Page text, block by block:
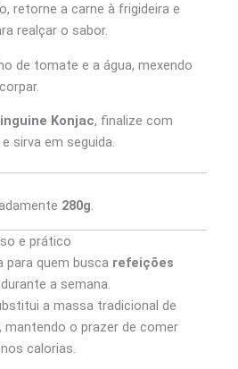
retorne a carne à frigideira e
realçar o sabor.
de tomate e a água, mexendo
Konjac, finalize com
sirva em seguida.
280g.
e prático
para quem busca refeições
durante a semana.
a massa tradicional de
mantendo o prazer de comer
calorias.